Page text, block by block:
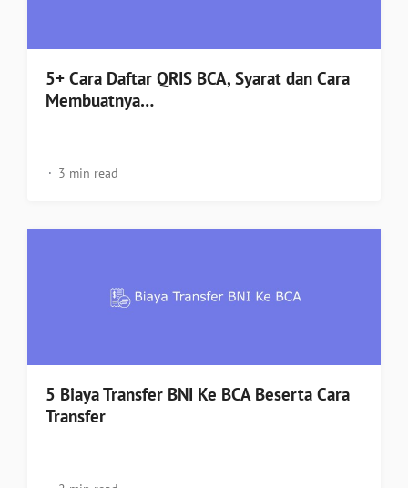
5+ Cara Daftar QRIS BCA, Syarat dan Cara
Membuatnya…
3 min read
5 Biaya Transfer BNI Ke BCA Beserta Cara
Transfer